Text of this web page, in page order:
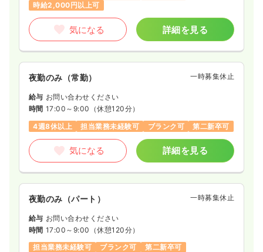
時給2,000円以上可
気になる 詳細を見る
夜勤のみ（常勤） 一時募集休止
給与 お問い合わせください
時間 17:00～9:00 （休憩120分）
4週8休以上
担当業務未経験可 ブランク可 第二新卒可
気になる 詳細を見る
夜勤のみ（パート） 一時募集休止
給与 お問い合わせください
時間 17:00～9:00 （休憩120分）
担当業務未経験可
ブランク可 第二新卒可